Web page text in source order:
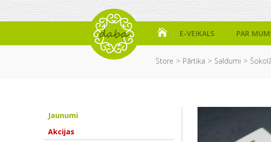
E-VEIKALS PAR
Store Pārtika Saldumi
Jaunumi
Akcijas